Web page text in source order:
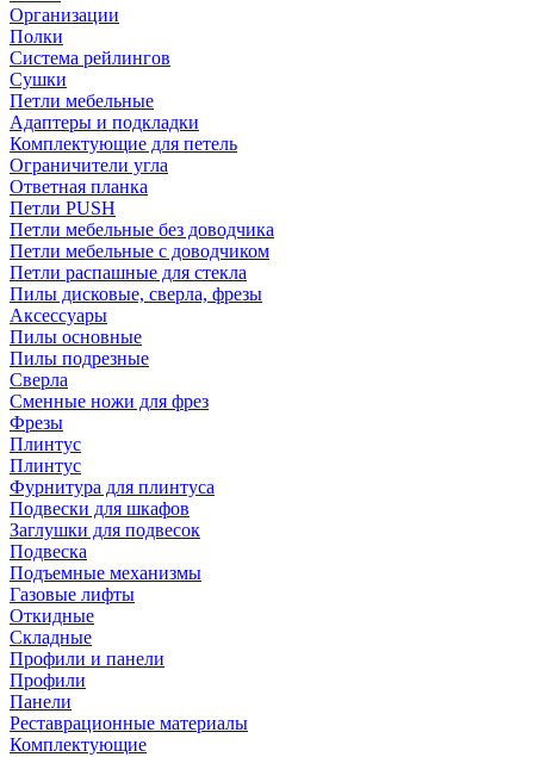
Организации
Полки
Система рейлингов
Сушки
Петли мебельные
Адаптеры и подкладки
Комплектующие для петель
Ограничители угла
Ответная планка
Петли PUSH
Петли мебельные без доводчика
Петли мебельные с доводчиком
Петли распашные для стекла
Пилы дисковые, сверла, фрезы
Аксессуары
Пилы основные
Пилы подрезные
Сверла
Сменные ножи для фрез
Фрезы
Плинтус
Плинтус
Фурнитура для плинтуса
Подвески для шкафов
Заглушки для подвесок
Подвеска
Подъемные механизмы
Газовые лифты
Откидные
Складные
Профили и панели
Профили
Панели
Реставрационные материалы
Комплектующие